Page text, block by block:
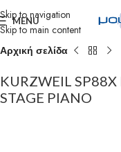
Skip to navigation
Skip to main content
MENU
Αρχική σελίδα
KURZWEIL
STAGE PIANO